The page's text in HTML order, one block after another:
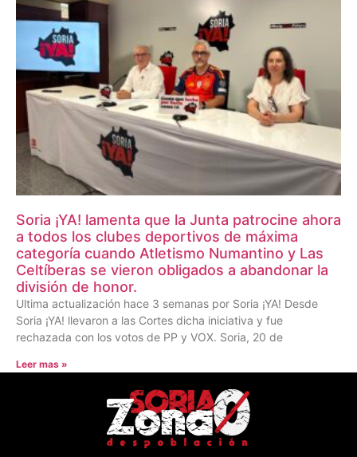
Soria ¡YA! lamenta que la Junta patrocine ahora
a todos los clubes deportivos de máxima
categoría cuando Atletismo Numantino y Las
Celtíberas se vieron obligados a abandonar la
división de honor.
Ultima actualización hace 3 semanas por Soria ¡YA! Desde
Soria ¡YA! llevaron a las Cortes dicha iniciativa y fue
rechazada con los votos de PP y VOX. Soria, 20 de
Leer mas »